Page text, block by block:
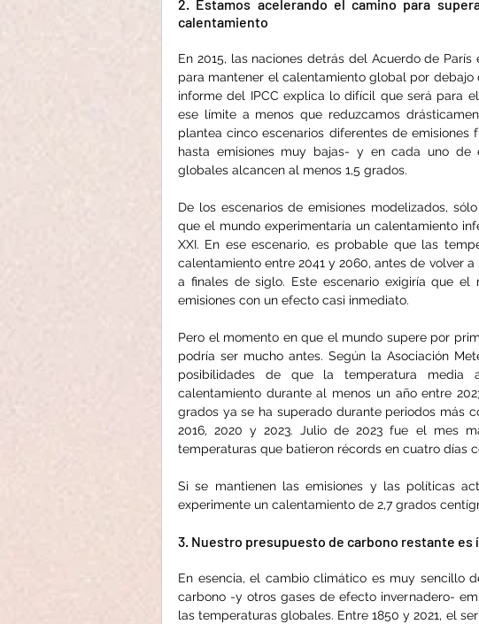
2. Estamos acelerando el camino para
calentamiento
En 2015, las naciones detrás del Acuerdo de
para mantener el calentamiento global por debajo
informe del IPCC explica lo difícil que será para
ese límite a menos que reduzcamos
plantea cinco escenarios diferentes de emisiones
hasta emisiones muy bajas- y en cada uno de
globales alcancen al menos 1,5 grados.
De los escenarios de emisiones modelizados,
que el mundo experimentaría un calentamiento
XXI. En ese escenario, es probable que las
calentamiento entre 2041 y 2060, antes de volver
a finales de siglo. Este escenario exigiría que el
emisiones con un efecto casi inmediato.
Pero el momento en que el mundo supere por
podría ser mucho antes. Según la Asociación
posibilidades de que la temperatura media
calentamiento durante al menos un año entre
grados ya se ha superado durante periodos más
2016, 2020 y 2023. Julio de 2023 fue el mes
temperaturas que batieron récords en cuatro días
Si se mantienen las emisiones y las políticas
experimente un calentamiento de 2,7 grados
3. Nuestro presupuesto de carbono restante es
En esencia, el cambio climático es muy sencillo
carbono -y otros gases de efecto invernadero-
las temperaturas globales. Entre 1850 y 2021, el